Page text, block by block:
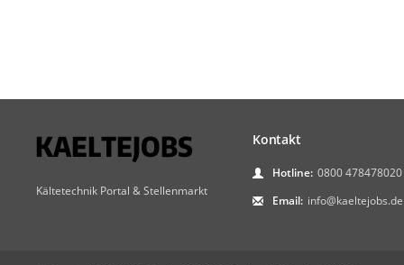
Kältetechnik Portal & Stellenmarkt
Kontakt
Hotline: 0800 478478020
Email: info@kaeltejobs.de